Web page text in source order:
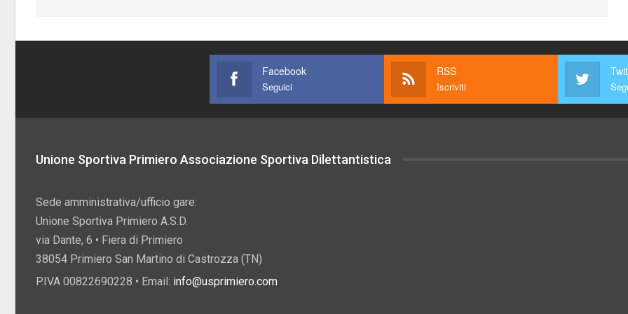
Facebook
Seguici
RSS
Iscriviti
Unione Sportiva Primiero Associazione Sportiva Dilettantistica
Sede amministrativa/ufficio gare:
Unione Sportiva Primiero A.S.D.
via Dante, 6 • Fiera di Primiero
38054 Primiero San Martino di Castrozza (TN)
P.IVA 00822690228 • Email: info@usprimiero.com